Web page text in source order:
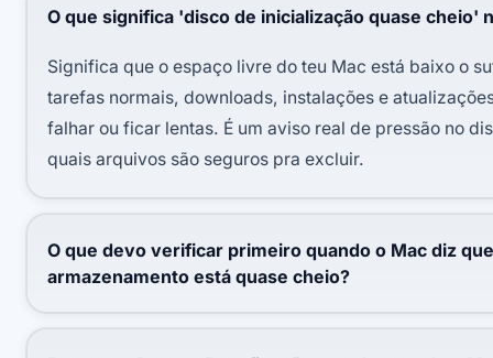
O que significa 'disco de inicialização quase cheio'
Significa que o espaço livre do teu Mac está baixo o
tarefas normais, downloads, instalações e
falhar ou ficar lentas. É um aviso real de pressão no
quais arquivos são seguros pra excluir.
O que devo verificar primeiro quando o Mac diz
armazenamento está quase cheio?